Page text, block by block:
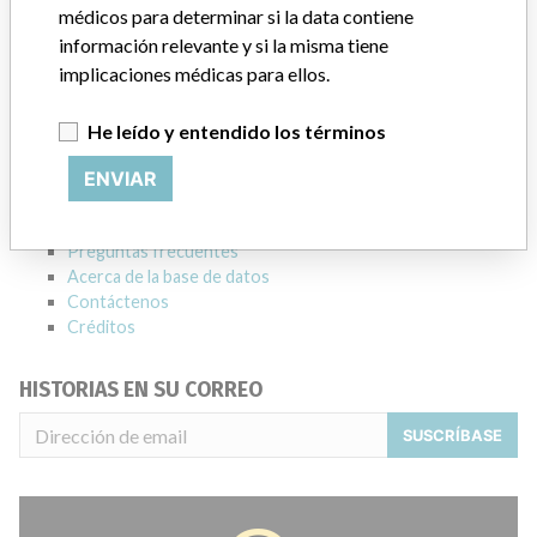
Empresa matriz del fabricante (2017) Danaher Corporation
ACERCA DE LA BASE DE DATOS
Explore más de 120,000 registros de retiros, alertas y
notificaciones de seguridad de dispositivos médicos y sus
conexiones con los fabricantes.
Preguntas frecuentes
Acerca de la base de datos
Contáctenos
Créditos
HISTORIAS EN SU CORREO
SUSCRÍBASE
médicos para determinar si la data contiene
información relevante y si la misma tiene
implicaciones médicas para ellos.
He leído y entendido los términos
ENVIAR